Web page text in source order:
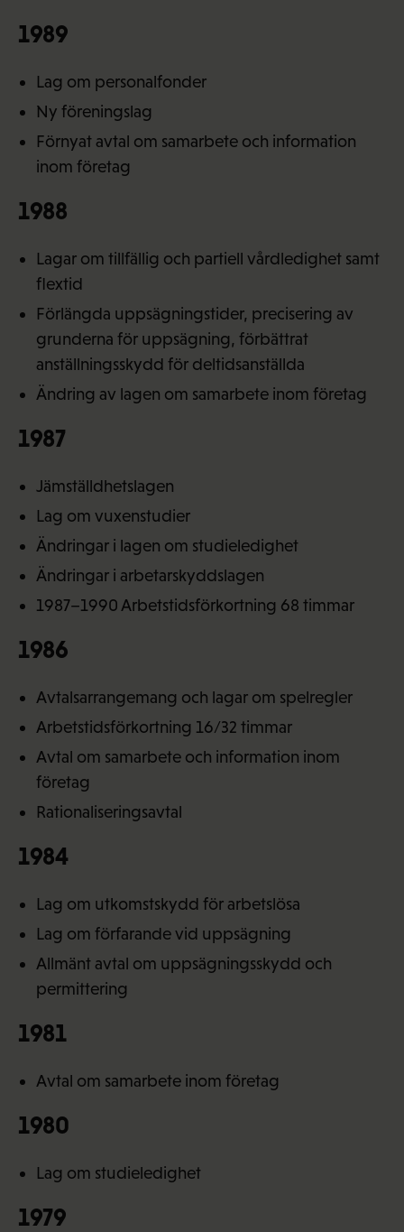
1989
Lag om personalfonder
Ny föreningslag
Förnyat avtal om samarbete och information
inom företag
1988
Lagar om tillfällig och partiell vårdledighet samt
flextid
Förlängda uppsägningstider, precisering av
grunderna för uppsägning, förbättrat
anställningsskydd för deltidsanställda
Ändring av lagen om samarbete inom företag
1987
Jämställdhetslagen
Lag om vuxenstudier
Ändringar i lagen om studieledighet
Ändringar i arbetarskyddslagen
1987–1990 Arbetstidsförkortning 68 timmar
1986
Avtalsarrangemang och lagar om spelregler
Arbetstidsförkortning 16/32 timmar
Avtal om samarbete och information inom
företag
Rationaliseringsavtal
1984
Lag om utkomstskydd för arbetslösa
Lag om förfarande vid uppsägning
Allmänt avtal om uppsägningsskydd och
permittering
1981
Avtal om samarbete inom företag
1980
Lag om studieledighet
1979